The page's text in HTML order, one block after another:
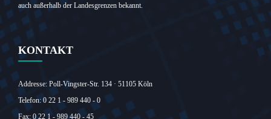
auch außerhalb der Landesgrenzen bekannt.
KONTAKT
Addresse: Poll-Vingster-Str. 134 · 51105 Köln‎
Telefon: 0 22 1 - 989 440 - 0
Fax: 0 22 1 - 989 440 - 45